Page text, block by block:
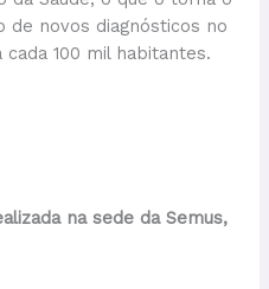
de novos diagnósticos no
cada 100 mil habitantes.
na sede da Semus,